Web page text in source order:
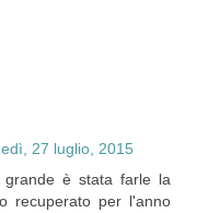
27 luglio, 2015
è stata farle la
recuperato per l'anno